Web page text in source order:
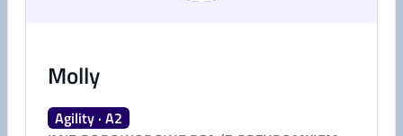
Molly
Agility · A2